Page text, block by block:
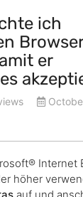
ich
Browser
er
Internet
höher